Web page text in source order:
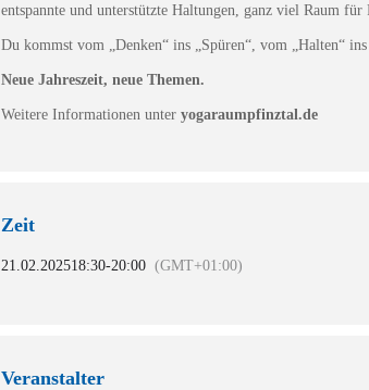
entspannte und unterstützte Haltungen, ganz viel Raum
Du kommst vom „Denken“ ins „Spüren“, vom „Halten“
Neue Jahreszeit, neue Themen.
Weitere Informationen unter yogaraumpfinztal.de
Zeit
21.02.202518:30-20:00 (GMT+01:00)
Veranstalter